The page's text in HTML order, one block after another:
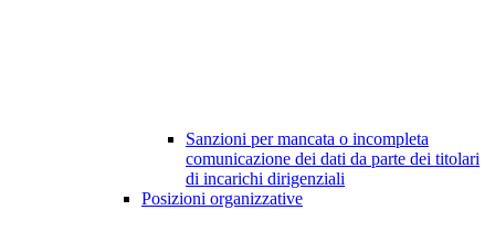
Sanzioni per mancata o incompleta
comunicazione dei dati da parte dei titolari
di incarichi dirigenziali
Posizioni organizzative